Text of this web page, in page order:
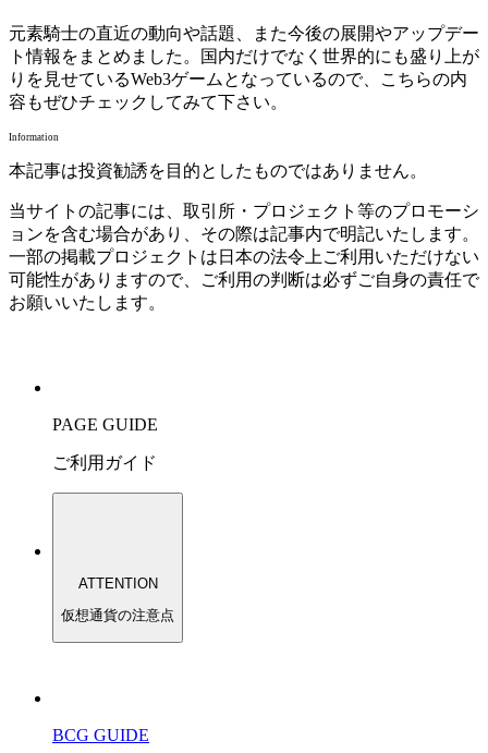
元素騎士の直近の動向や話題、また今後の展開やアップデー
ト情報をまとめました。国内だけでなく世界的にも盛り上が
りを見せているWeb3ゲームとなっているので、こちらの内
容もぜひチェックしてみて下さい。
Information
本記事は投資勧誘を目的としたものではありません。
当サイトの記事には、取引所・プロジェクト等のプロモーシ
ョンを含む場合があり、その際は記事内で明記いたします。
一部の掲載プロジェクトは日本の法令上ご利用いただけない
可能性がありますので、ご利用の判断は必ずご自身の責任で
お願いいたします。
PAGE GUIDE
ご利用ガイド
ATTENTION
仮想通貨の注意点
BCG GUIDE